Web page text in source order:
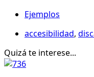
Ejemplos
accesibilidad,
Quizá te interese...